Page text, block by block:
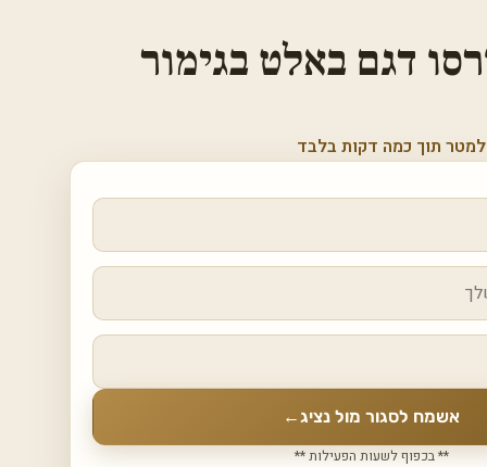
דגם באלט בגימור
תוך כמה דקות בלבד
אשמח לסגור מול נציג←
** בכפוף לשעות הפעילות **